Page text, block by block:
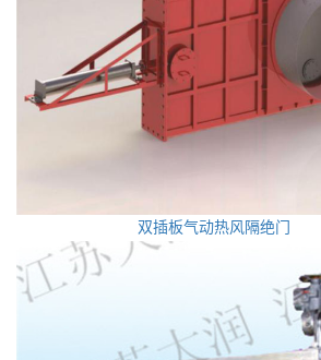
双插板气动热风隔绝门